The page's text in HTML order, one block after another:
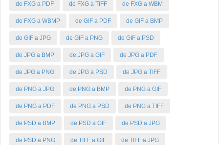
de FXG a PDF de FXG a TIFF de FXG a WBM
de FXG a WBMP de GIF a PDF de GIF a BMP
de GIF a JPG de GIF a PNG de GIF a PSD
de JPG a BMP de JPG a GIF de JPG a PDF
de JPG a PNG de JPG a PSD de JPG a TIFF
de PNG a JPG de PNG a BMP de PNG a GIF
de PNG a PDF de PNG a PSD de PNG a TIFF
de PSD a BMP de PSD a GIF de PSD a JPG
de PSD a PNG de TIFF a GIF de TIFF a JPG